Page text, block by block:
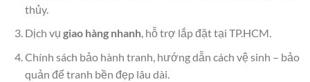
thủy.
Dịch vụ giao hàng nhanh, hỗ trợ lắp đặt tại TP.HCM.
Chính sách bảo hành tranh, hướng dẫn cách vệ sinh – bảo
quản để tranh bền đẹp lâu dài.